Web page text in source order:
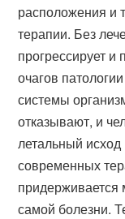
расположения и
терапии. Без
прогрессирует и
очагов
системы
отказывают, и
летальный
современных
придерживается
самой болезни.